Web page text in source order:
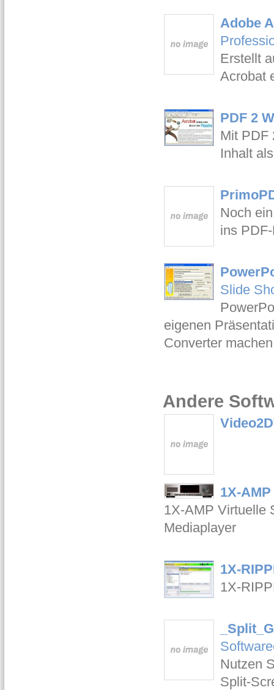
Adobe
Erstellt
Acrobat
PDF 2
Mit PDF
Inhalt
Noch
ins
Slide
eigenen
Converter
Andere
1X-AMP
1X-AMP Virtuelle
Mediaplayer
1X-
1X-
Nutzen
Split-